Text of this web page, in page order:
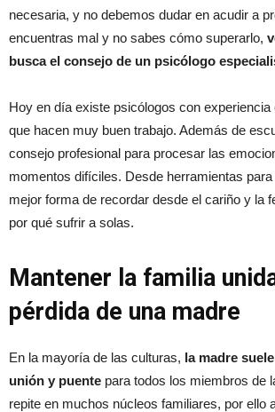
necesaria, y no debemos dudar en acudir a
encuentras mal y no sabes cómo superarlo,
busca el consejo de un psicólogo
Hoy en día existe psicólogos con experiencia
que hacen muy buen trabajo. Además de
consejo profesional para procesar las
momentos difíciles. Desde herramientas
mejor forma de recordar desde el cariño y la
por qué sufrir a solas.
Mantener la familia
pérdida de una madre
En la mayoría de las culturas, la madre
unión y puente para todos los miembros de
repite en muchos núcleos familiares, por ello